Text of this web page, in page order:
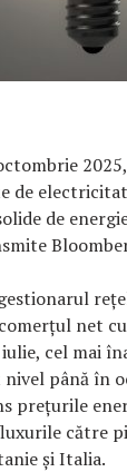
de
de
net
cel mai
nivel până în
preţurile
către
şi Italia.